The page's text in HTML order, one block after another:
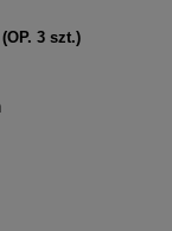
(OP. 3 szt.)